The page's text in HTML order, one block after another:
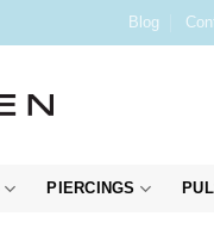
Blog
PIERCINGS